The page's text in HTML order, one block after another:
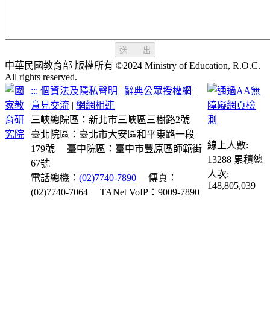
送 出
中華民國教育部 版權所有 ©2024 Ministry of Education, R.O.C.
All rights reserved.
::: 個資法及隱私聲明 | 辭典公眾授權網 |
意見交流 |網網相連
三峽總院區：新北市三峽區三樹路2號
臺北院區：臺北市大安區和平東路一段
179號
臺中院區：臺中市豐原區師範街
67號
電話總機：(02)7740-7890
傳真：
(02)7740-7064
TANet VoIP：9009-7890
線上人數:
13288 累積總
人次:
148,805,039